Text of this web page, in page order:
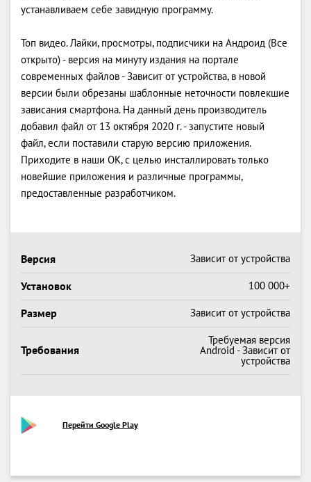
устанавливаем себе завидную программу.
Топ видео. Лайки, просмотры, подписчики на Андроид (Все
открыто) - версия на минуту издания на портале
современных файлов - Зависит от устройства, в новой
версии были обрезаны шаблонные неточности повлекшие
зависания смартфона. На данный день производитель
добавил файл от 13 октября 2020 г. - запустите новый
файл, если поставили старую версию приложения.
Приходите в наши OK, с целью инсталлировать только
новейшие приложения и различные программы,
предоставленные разработчиком.
Версия Зависит от устройства
Установок 100 000+
Размер Зависит от устройства
Требования
Требуемая версия
Android - Зависит от
устройства
Перейти Google Play